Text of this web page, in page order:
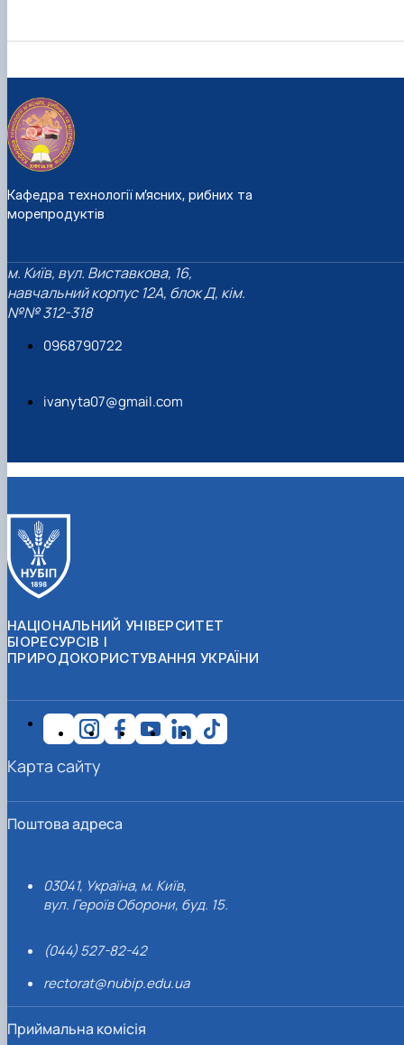
Кафедра технології м’ясних, рибних та
морепродуктів
м. Київ, вул. Виставкова, 16,
навчальний корпус 12А, блок Д, кім.
№№ 312-318
0968790722
ivanyta07@gmail.com
НАЦІОНАЛЬНИЙ УНІВЕРСИТЕТ
БІОРЕСУРСІВ І
ПРИРОДОКОРИСТУВАННЯ УКРАЇНИ
Поштова адреса
03041, Україна, м. Київ,
вул. Героїв Оборони, буд. 15.
(044) 527-82-42
rectorat@nubip.edu.ua
Приймальна комісія
Карта сайту